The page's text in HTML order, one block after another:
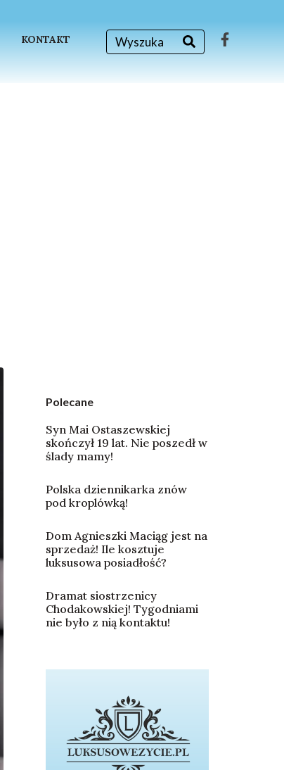
KONTAKT
Polecane
Syn Mai Ostaszewskiej
skończył 19 lat. Nie poszedł w
ślady mamy!
Polska dziennikarka znów
pod kroplówką!
Dom Agnieszki Maciąg jest na
sprzedaż! Ile kosztuje
luksusowa posiadłość?
Dramat siostrzenicy
Chodakowskiej! Tygodniami
nie było z nią kontaktu!